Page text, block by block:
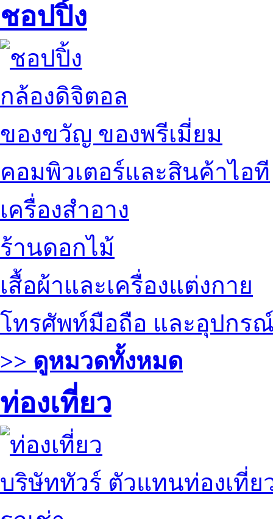
ชอปปิ้ง
กล้องดิจิตอล
ของขวัญ ของพรีเมี่ยม
คอมพิวเตอร์และสินค้าไอที
เครื่องสำอาง
ร้านดอกไม้
เสื้อผ้าและเครื่องแต่งกาย
โทรศัพท์มือถือ และอุปกร
>> ดูหมวดทั้งหมด
ท่องเที่ยว
บริษัททัวร์ ตัวแทนท่องเที่ย